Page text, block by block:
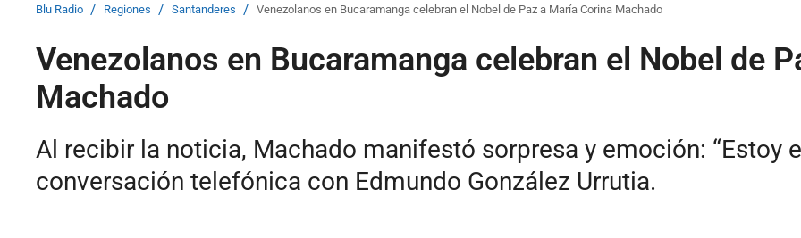
Blu Radio / Regiones / Santanderes / Venezolanos en Bucaramanga celebran el Nobel de Paz a María Corina Machado
Venezolanos en Bucaramanga celebran el Nobel de
Machado
Al recibir la noticia, Machado manifestó sorpresa y emoción: “Estoy
conversación telefónica con Edmundo González Urrutia.